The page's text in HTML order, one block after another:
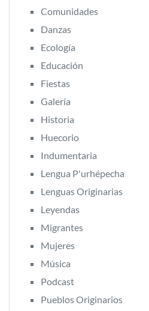
Comunidades
Danzas
Ecología
Educación
Fiestas
Galería
Historia
Huecorio
Indumentaria
Lengua P'urhépecha
Lenguas Originarias
Leyendas
Migrantes
Mujeres
Música
Podcast
Pueblos Originarios